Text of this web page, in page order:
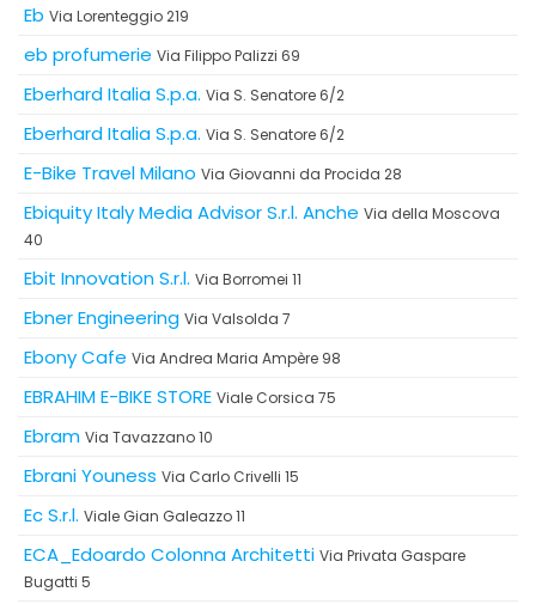
Eb Via Lorenteggio 219
eb profumerie Via Filippo Palizzi 69
Eberhard Italia S.p.a. Via S. Senatore 6/2
Eberhard Italia S.p.a. Via S. Senatore 6/2
E-Bike Travel Milano Via Giovanni da Procida 28
Ebiquity Italy Media Advisor S.r.l. Anche Via della Moscova
40
Ebit Innovation S.r.l. Via Borromei 11
Ebner Engineering Via Valsolda 7
Ebony Cafe Via Andrea Maria Ampère 98
EBRAHIM E-BIKE STORE Viale Corsica 75
Ebram Via Tavazzano 10
Ebrani Youness Via Carlo Crivelli 15
Ec S.r.l. Viale Gian Galeazzo 11
ECA_Edoardo Colonna Architetti Via Privata Gaspare
Bugatti 5